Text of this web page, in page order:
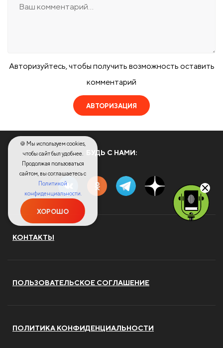
Авторизуйтесь, чтобы получить возможность оставить
комментарий
АВТОРИЗАЦИЯ
БУДЬ С НАМИ:
КОНТАКТЫ
ПОЛЬЗОВАТЕЛЬСКОЕ СОГЛАШЕНИЕ
ПОЛИТИКА КОНФИДЕНЦИАЛЬНОСТИ
🍪 Мы используем cookies,
чтобы сайт был удобнее.
Продолжая пользоваться
сайтом, вы соглашаетесь с
Политикой
конфиденциальности.
ХОРОШО